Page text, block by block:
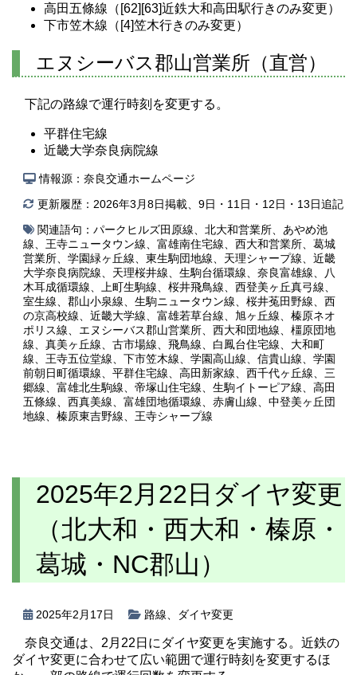
高田五條線（[62][63]近鉄大和高田駅行きのみ変更）
下市笠木線（[4]笠木行きのみ変更）
エヌシーバス郡山営業所（直営）
下記の路線で運行時刻を変更する。
平群住宅線
近畿大学奈良病院線
情報源：奈良交通ホームページ
更新履歴：2026年3月8日掲載、9日・11日・12日・13日追記
関連語句： パークヒルズ田原線 北大和営業所
あやめ池
線
王寺ニュータウン線 富雄南住宅線 西大和営業所
葛城
営業所
学園緑ヶ丘線 東生駒団地線 天理シャープ線
近畿
大学奈良病院線
天理桜井線 生駒台循環線 奈良富雄線
八
木耳成循環線
上町生駒線 桜井飛鳥線 西登美ヶ丘真弓線
室生線
郡山小泉線 生駒ニュータウン線 桜井菟田野線
西
の京高校線
近畿大学線 富雄若草台線 旭ヶ丘線
榛原ネオ
ポリス線
エヌシーバス郡山営業所 西大和団地線
橿原団地
線
真美ヶ丘線 古市場線 飛鳥線 白鳳台住宅線
大和町
線
王寺五位堂線 下市笠木線 学園高山線 信貴山線
学園
前朝日町循環線
平群住宅線 高田新家線 西千代ヶ丘線
三
郷線
富雄北生駒線 帝塚山住宅線 生駒イトーピア線
高田
五條線
西真美線 富雄団地循環線 赤膚山線
中登美ヶ丘団
地線
榛原東吉野線 王寺シャープ線
2025年2月22日ダイヤ変更
（北大和・西大和・榛原・
葛城・NC郡山）
2025年2月17日 路線 ダイヤ変更
奈良交通は、2月22日にダイヤ変更を実施する。近鉄の
ダイヤ変更に合わせて広い範囲で運行時刻を変更するほ